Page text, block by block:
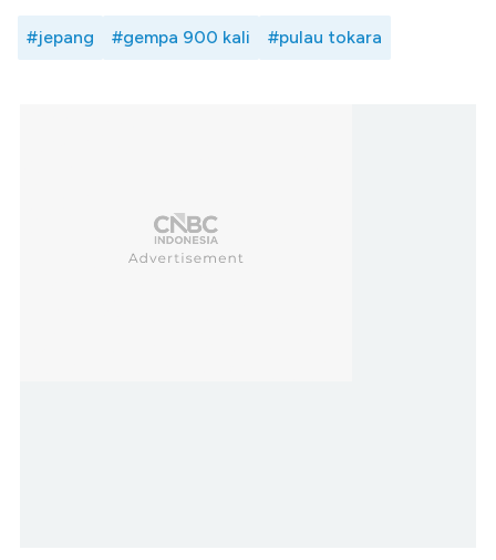
#jepang #gempa 900 kali #pulau tokara